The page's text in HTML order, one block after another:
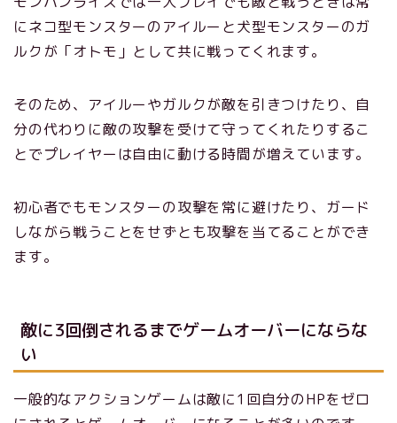
にネコ型モンスターのアイルーと犬型モンスターのガ
ルクが「オトモ」として共に戦ってくれます。
そのため、アイルーやガルクが敵を引きつけたり、自
分の代わりに敵の攻撃を受けて守ってくれたりするこ
とでプレイヤーは自由に動ける時間が増えています。
初心者でもモンスターの攻撃を常に避けたり、ガード
しながら戦うことをせずとも攻撃を当てることができ
ます。
敵に3回倒されるまでゲームオーバーにならな
い
一般的なアクションゲームは敵に1回自分のHPをゼロ